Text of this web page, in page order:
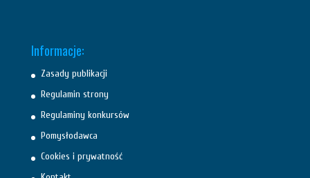
Informacje:
Zasady publikacji
Regulamin strony
Regulaminy konkursów
Pomysłodawca
Cookies i prywatność